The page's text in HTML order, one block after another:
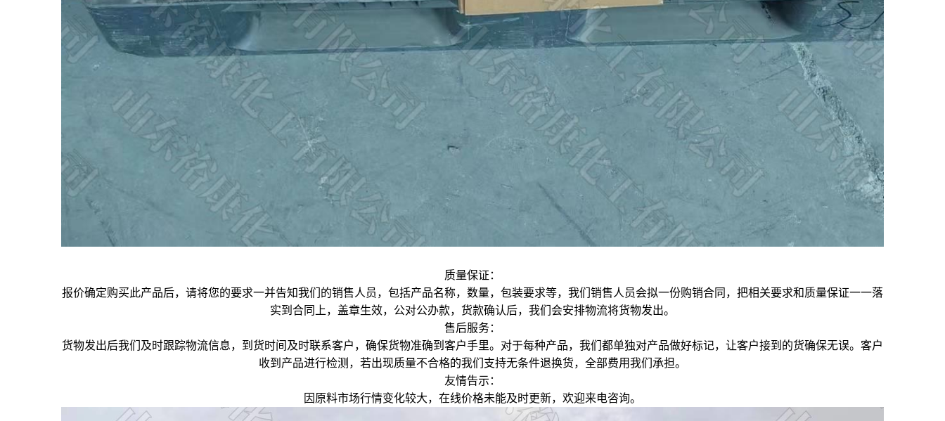
质量保证：
报价确定购买此产品后，请将您的要求一并告知我们的销售人员，包括产品名称，数量，包装要求等，我们销售人员会拟一份购销合同，把相关要求和质量保证一一落
实到合同上，盖章生效，公对公办款，货款确认后，我们会安排物流将货物发出。
售后服务：
货物发出后我们及时跟踪物流信息，到货时间及时联系客户，确保货物准确到客户手里。对于每种产品，我们都单独对产品做好标记，让客户接到的货确保无误。客户
收到产品进行检测，若出现质量不合格的我们支持无条件退换货，全部费用我们承担。
友情告示：
因原料市场行情变化较大，在线价格未能及时更新，欢迎来电咨询。